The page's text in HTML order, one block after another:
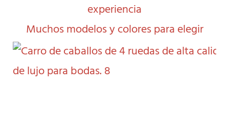
experiencia
Muchos modelos y colores para elegir